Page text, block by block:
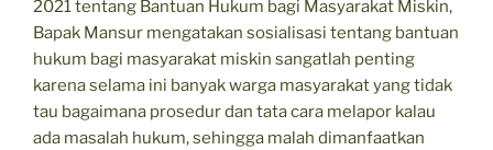
2021 tentang Bantuan Hukum bagi Masyarakat Miskin,
Bapak Mansur mengatakan sosialisasi tentang bantuan
hukum bagi masyarakat miskin sangatlah penting
karena selama ini banyak warga masyarakat yang tidak
tau bagaimana prosedur dan tata cara melapor kalau
ada masalah hukum, sehingga malah dimanfaatkan